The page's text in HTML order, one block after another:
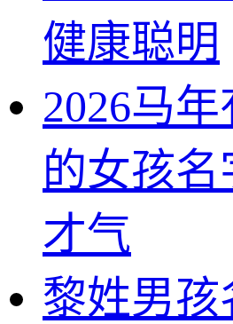
健康聪明
2026马
的女孩名
才气
黎姓男孩